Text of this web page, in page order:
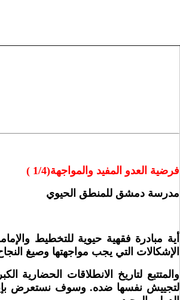
فرضية العدو المفيد والمواجهة(1/4 )
مدرسة دمشق للمنطق الحيوي
أية مبادرة فقهية حيوية للتخطيط
الإشكالات التي يجب مواجهتها وصيغ
والمتتبع لتاريخ الانطلاقات
لتجييش نفسها ضده. وسوف نستعرض